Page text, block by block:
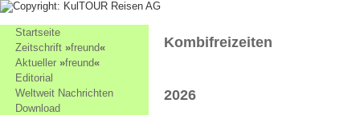
Startseite
Zeitschrift »freund«
Aktueller »freund«
Editorial
Weltweit Nachrichten
Download
Kombifreizeiten
2026